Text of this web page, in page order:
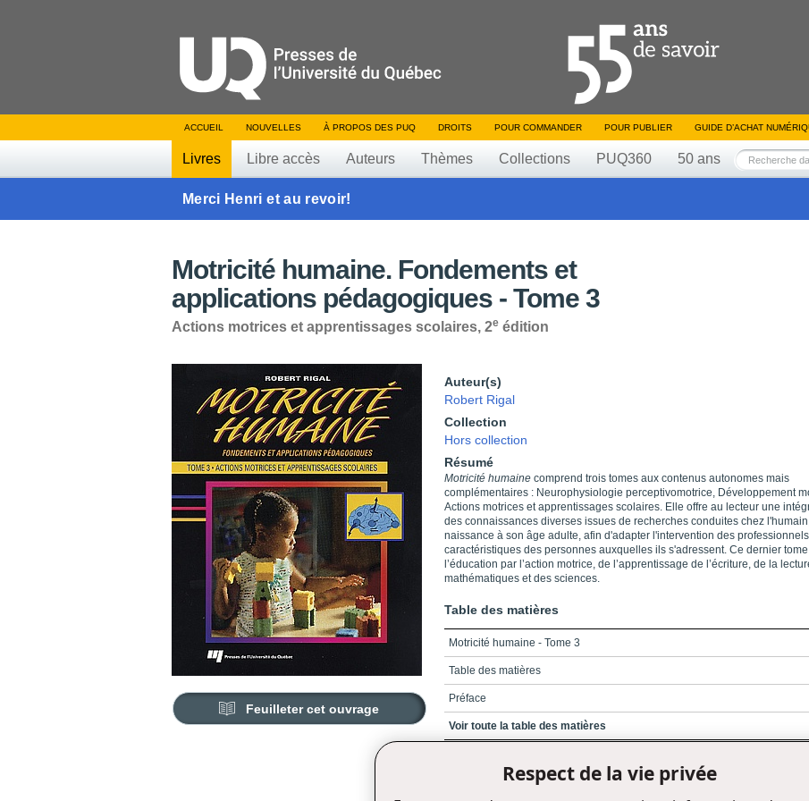
ACCUEIL NOUVELLES À PROPOS DES PUQ DROITS POUR COMMANDER POUR PUBLIER GUIDE D’ACHAT
Livres Libre accès Auteurs Thèmes Collections PUQ360 50 ans
Merci Henri et au revoir!
Motricité humaine. Fondements et
applications pédagogiques - Tome 3
Actions motrices et apprentissages scolaires, 2e édition
Feuilleter cet ouvrage
Auteur(s)
Robert Rigal
Collection
Hors collection
Résumé
Motricité humaine comprend trois tomes aux contenus autonomes mais
complémentaires : Neurophysiologie perceptivomotrice, Développement
Actions motrices et apprentissages scolaires. Elle offre au lecteur une
des connaissances diverses issues de recherches conduites chez
naissance à son âge adulte, afin d'adapter l'intervention des
caractéristiques des personnes auxquelles ils s'adressent. Ce dernier
l’éducation par l’action motrice, de l’apprentissage de l’écriture, de la
mathématiques et des sciences.
Table des matières
Motricité humaine - Tome 3
Table des matières
Préface
Introduction
Chapitre 2 : L'apprentissage par l'écriture - le graphisme
Voir toute la table des matières
1996, 176 pages, DA646, ISBN 978-2-7605-0646-6
Respect de la vie privée